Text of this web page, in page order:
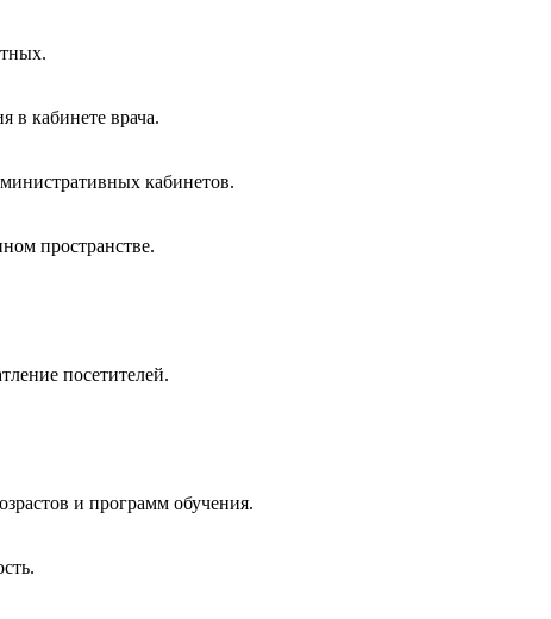
в кабинете врача.
кабинетов.
пространстве.
посетителей.
и программ обучения.